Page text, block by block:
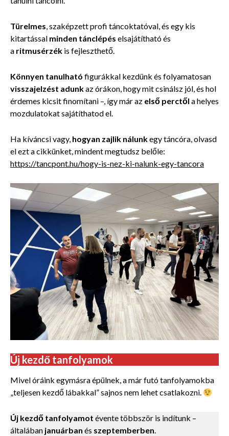
Türelmes, szaképzett profi táncoktatóval, és egy kis
kitartással minden tánclépés elsajátítható és
a ritmusérzék is fejleszthető.
Könnyen tanulható figurákkal kezdünk és folyamatosan
visszajelzést adunkaz órákon, hogy mit csinálsz jól, és hol
érdemes kicsit finomítani –, így már az első perctől a helyes
mozdulatokat sajátíthatod el.
Ha kíváncsi vagy, hogyan zajlik nálunkegy táncóra, olvasd
el ezt a cikkünket, mindent megtudsz belőle:
https://tancpont.hu/hogy-is-nez-ki-nalunk-egy-tancora
Új kezdő tanfolyamok
Mivel óráink egymásra épülnek, a már futó tanfolyamokba
„teljesen kezdő lábakkal” sajnos nem lehet csatlakozni.
Új kezdő tanfolyamot évente többször is indítunk –
általában januárban és szeptemberben.